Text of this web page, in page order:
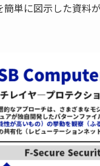
簡単に図示した資料